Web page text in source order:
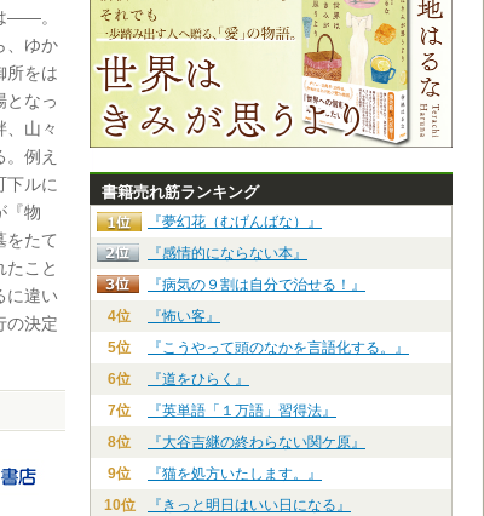
――。
、ゆか
所をは
となっ
山々
例え
下ルに
『物
をたて
たこと
に違い
の決定
書籍売れ筋ランキング
『夢幻花（むげんばな）』
『感情的にならない本』
『病気の９割は自分で治せる！』
4位
『怖い客』
5位
『こうやって頭のなかを言語化する。』
6位
『道をひらく』
7位
『英単語「１万語」習得法』
8位
『大谷吉継の終わらない関ケ原』
9位
『猫を処方いたします。』
10位
『きっと明日はいい日になる』